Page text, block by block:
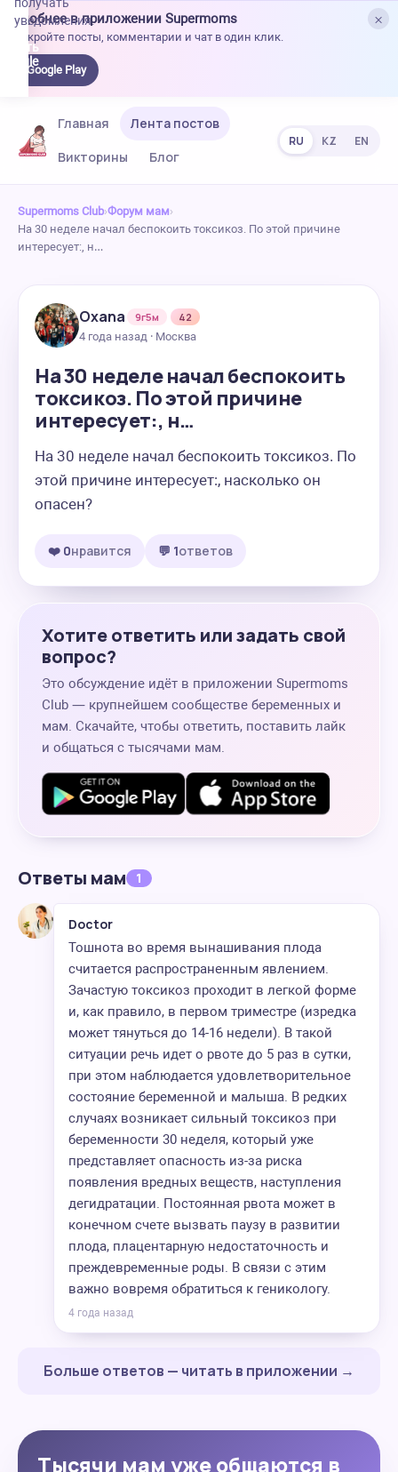
×
Удобнее в приложении Supermoms
Откройте посты, комментарии и чат в один клик.
Google Play
уведомления.
Главная
Лента постов
Викторины
Блог
RU KZ EN
Supermoms Club›Форум мам›
На 30 неделе начал беспокоить токсикоз. По этой причине
интересует:, н…
Oxana 9г5м
42
4 года назад · Москва
На 30 неделе начал беспокоить
токсикоз. По этой причине
интересует:, н…
На 30 неделе начал беспокоить токсикоз. По
этой причине интересует:, насколько он
опасен?
❤️ 0нравится 💬 1ответов
Хотите ответить или задать свой
вопрос?
Это обсуждение идёт в приложении Supermoms
Club — крупнейшем сообществе беременных и
мам. Скачайте, чтобы ответить, поставить лайк
и общаться с тысячами мам.
Ответы мам 1
Doctor
Тошнота во время вынашивания плода
считается распространенным явлением.
Зачастую токсикоз проходит в легкой форме
и, как правило, в первом триместре (изредка
может тянуться до 14-16 недели). В такой
ситуации речь идет о рвоте до 5 раз в сутки,
при этом наблюдается удовлетворительное
состояние беременной и малыша. В редких
случаях возникает сильный токсикоз при
беременности 30 неделя, который уже
представляет опасность из-за риска
появления вредных веществ, наступления
дегидратации. Постоянная рвота может в
конечном счете вызвать паузу в развитии
плода, плацентарную недостаточность и
преждевременные роды. В связи с этим
важно вовремя обратиться к геникологу.
4 года назад
Больше ответов — читать в приложении →
Тысячи мам уже общаются в